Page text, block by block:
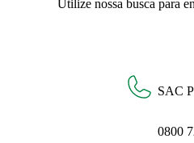
Utilize nossa busca para
SAC
0800